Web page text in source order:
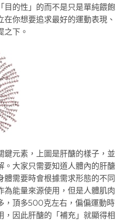
目的性」的而不是只是單純餵飽
你想要追求最好的運動表現、
之下。
鍵元素，上圖是肝醣的樣子，並
。大家只需要知道人體內的肝醣
體需要時會根據需求形態的不同
為能量來源使用，但是人體肌肉
，頂多500克左右，偏偏運動時
，因此肝醣的「補充」就顯得相